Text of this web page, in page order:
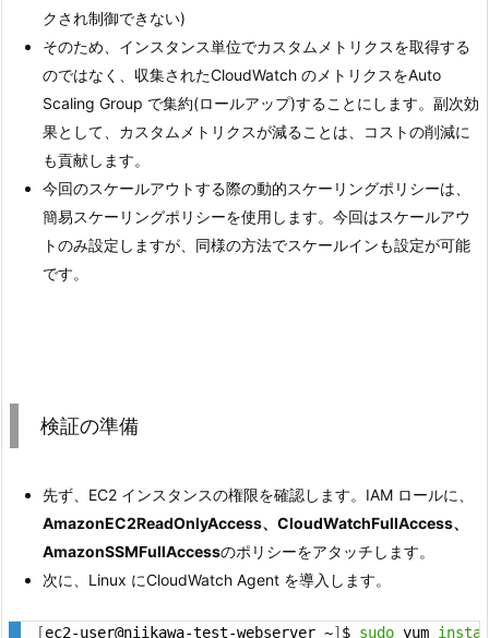
クされ制御できない)
そのため、インスタンス単位でカスタムメトリクスを取得する
のではなく、収集されたCloudWatch のメトリクスをAuto
Scaling Group で集約(ロールアップ)することにします。副次効
果として、カスタムメトリクスが減ることは、コストの削減に
も貢献します。
今回のスケールアウトする際の動的スケーリングポリシーは、
簡易スケーリングポリシーを使用します。今回はスケールアウ
トのみ設定しますが、同様の方法でスケールインも設定が可能
です。
検証の準備
先ず、EC2 インスタンスの権限を確認します。IAM ロールに、
AmazonEC2ReadOnlyAccess、CloudWatchFullAccess、
AmazonSSMFullAccessのポリシーをアタッチします。
次に、Linux にCloudWatch Agent を導入します。
[ec2-user@niikawa-test-webserver ~] $ sudo yum